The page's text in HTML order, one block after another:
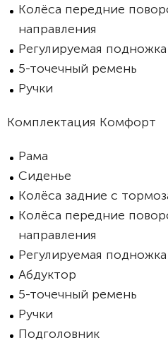
Колёса передние
направления
Регулируемая подножка
5-точечный ремень
Ручки
Комплектация Комфорт
Рама
Сиденье
Колёса задние с
Колёса передние
направления
Регулируемая подножка
Абдуктор
5-точечный ремень
Ручки
Подголовник